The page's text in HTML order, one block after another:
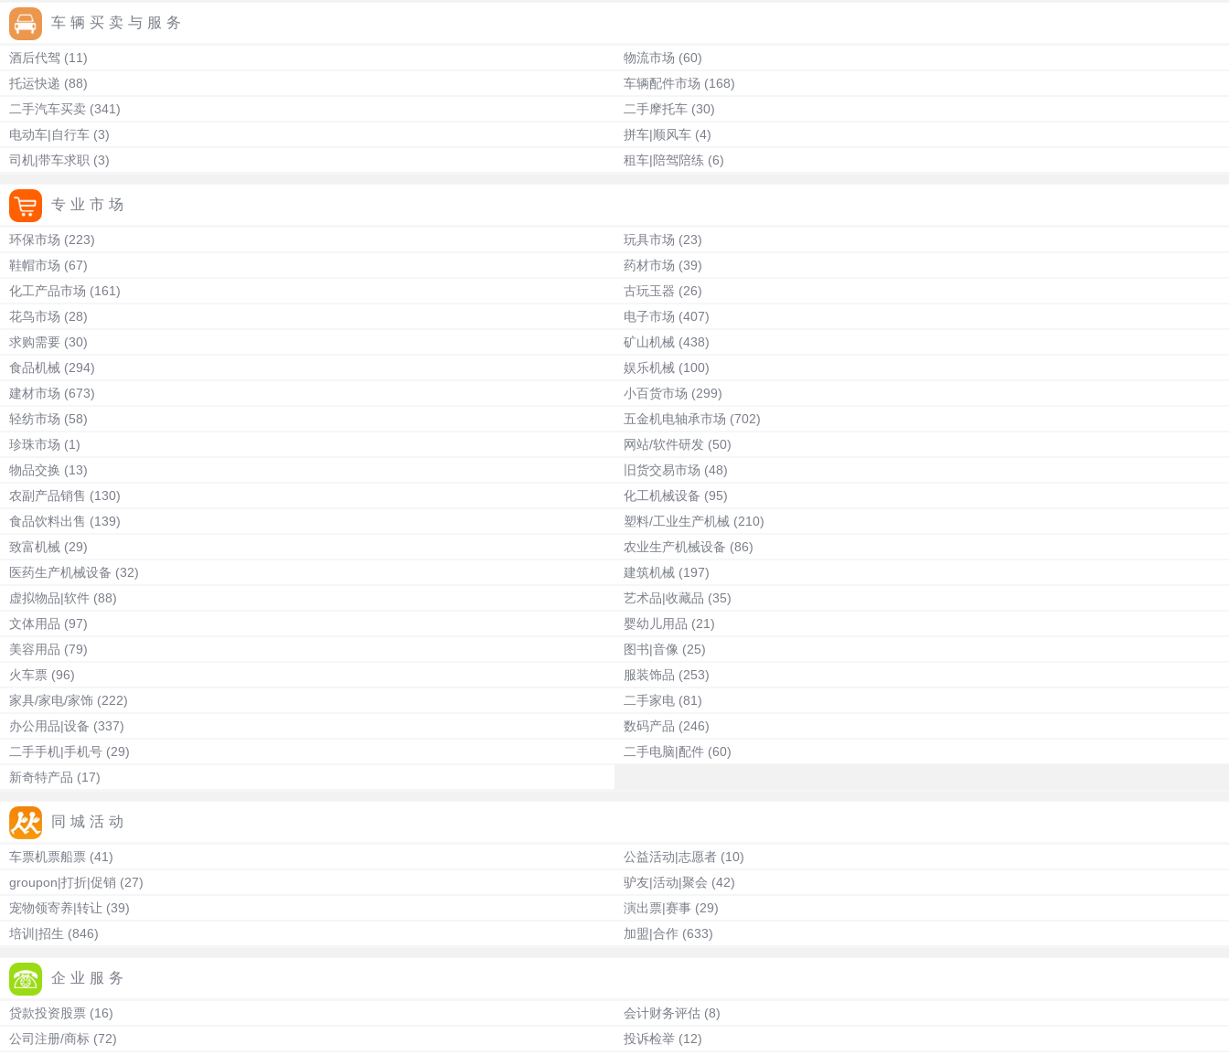
车辆买卖与服务
酒后代驾 (11) 物流市场 (60)
托运快递 (88) 车辆配件市场 (168)
二手汽车买卖 (341) 二手摩托车 (30)
电动车|自行车 (3) 拼车|顺风车 (4)
司机|带车求职 (3) 租车|陪驾陪练 (6)
专业市场
环保市场 (223) 玩具市场 (23)
鞋帽市场 (67) 药材市场 (39)
化工产品市场 (161) 古玩玉器 (26)
花鸟市场 (28) 电子市场 (407)
求购需要 (30) 矿山机械 (438)
食品机械 (294) 娱乐机械 (100)
建材市场 (673) 小百货市场 (299)
轻纺市场 (58) 五金机电轴承市场 (702)
珍珠市场 (1) 网站/软件研发 (50)
物品交换 (13) 旧货交易市场 (48)
农副产品销售 (130) 化工机械设备 (95)
食品饮料出售 (139) 塑料/工业生产机械 (210)
致富机械 (29) 农业生产机械设备 (86)
医药生产机械设备 (32) 建筑机械 (197)
虚拟物品|软件 (88) 艺术品|收藏品 (35)
文体用品 (97) 婴幼儿用品 (21)
美容用品 (79) 图书|音像 (25)
火车票 (96) 服装饰品 (253)
家具/家电/家饰 (222) 二手家电 (81)
办公用品|设备 (337) 数码产品 (246)
二手手机|手机号 (29) 二手电脑|配件 (60)
新奇特产品 (17)
同城活动
车票机票船票 (41) 公益活动|志愿者 (10)
groupon|打折|促销 (27) 驴友|活动|聚会 (42)
宠物领寄养|转让 (39) 演出票|赛事 (29)
培训|招生 (846) 加盟|合作 (633)
企业服务
贷款投资股票 (16) 会计财务评估 (8)
公司注册/商标 (72) 投诉检举 (12)